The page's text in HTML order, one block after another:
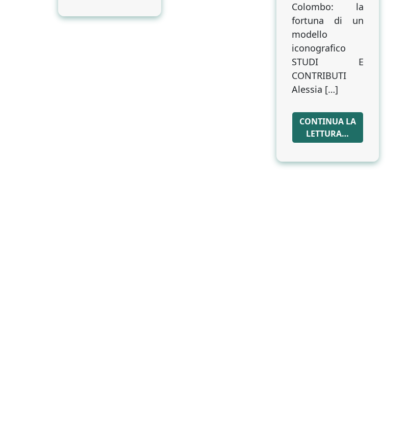
Colombo: la
fortuna di un
modello
iconografico
STUDI E
CONTRIBUTI
Alessia […]
CONTINUA LA
LETTURA…